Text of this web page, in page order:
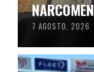
7 AGOSTO, 2026